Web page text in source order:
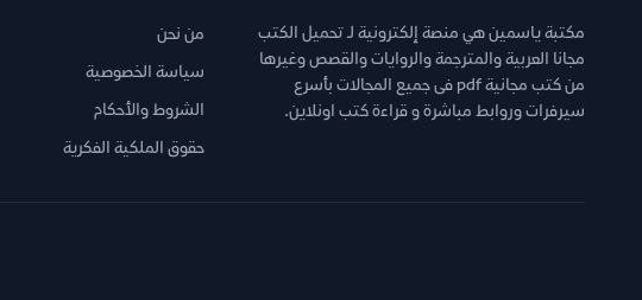
مكتبة ياسمين هي منصة إلكترونية لـ تحميل الكتب
مجانا العربية والمترجمة والروايات والقصص وغيرها
من كتب مجانية pdf فى جميع المجالات بأسرع
سيرفرات وروابط مباشرة و قراءة كتب اونلاين.
من نحن
سياسة الخصوصية
الشروط والأحكام
حقوق الملكية الفكرية